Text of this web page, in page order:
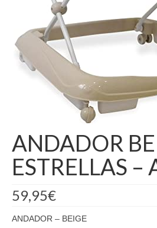
ANDADOR
ESTRELLAS –
59,95€
ANDADOR – BEIGE